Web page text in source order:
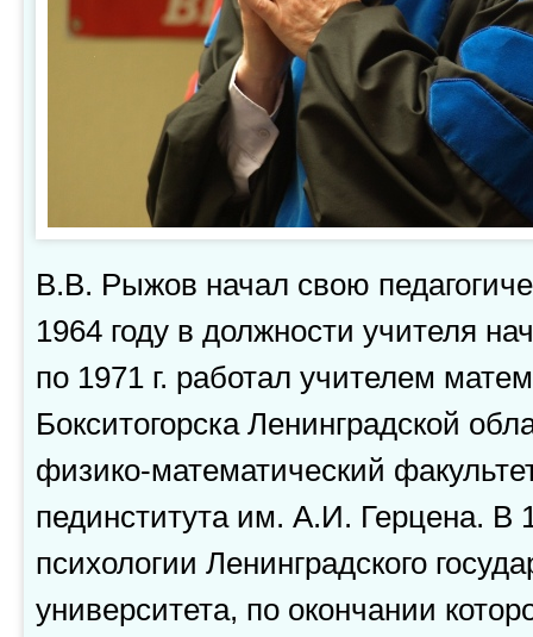
В.В. Рыжов начал свою
1964 году в должности учителя
по 1971 г. работал учителем
Бокситогорска Ленинградской
физико-математический
пединститута им. А.И. Герцена. В
психологии Ленинградского
университета, по окончании